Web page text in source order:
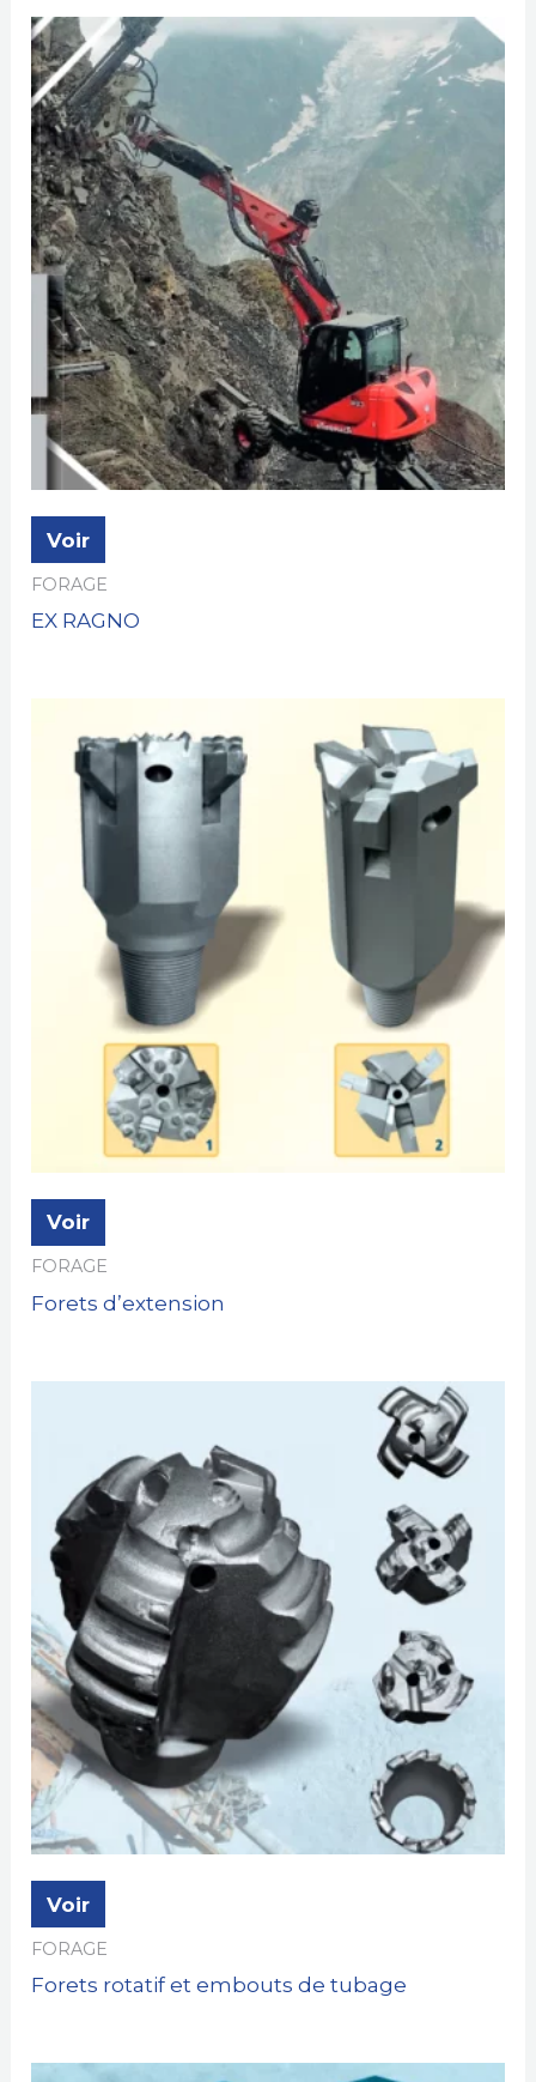
Voir
FORAGE
EX RAGNO
Voir
FORAGE
Forets d’extension
Voir
FORAGE
Forets rotatif et embouts de tubage